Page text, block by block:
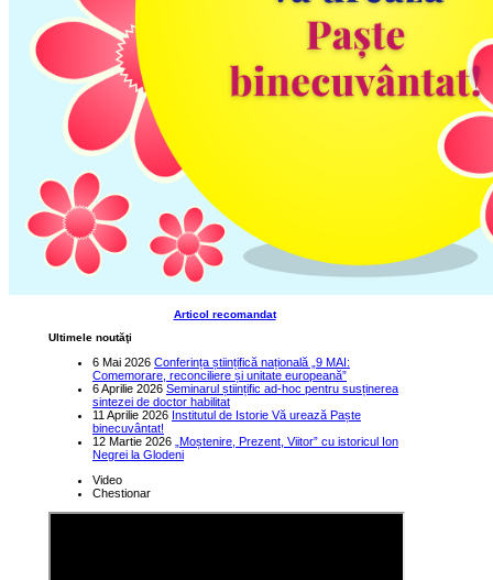
Articol recomandat
Ultimele noutăţi
6 Mai 2026 Conferința științifică națională „9 MAI:
Comemorare, reconciliere și unitate europeană”
6 Aprilie 2026 Seminarul științific ad-hoc pentru susținerea
sintezei de doctor habilitat
11 Aprilie 2026 Institutul de Istorie Vă urează Paște
binecuvântat!
12 Martie 2026 „Moștenire, Prezent, Viitor” cu istoricul Ion
Negrei la Glodeni
Video
Chestionar